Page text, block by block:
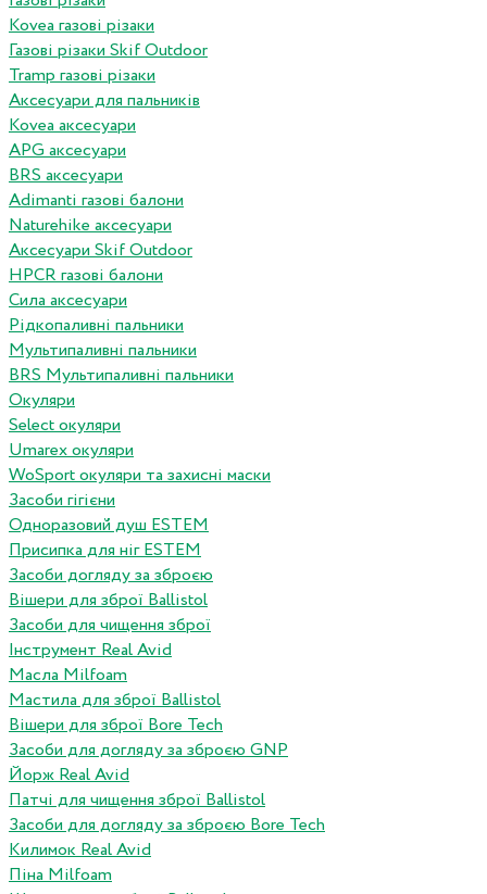
Kovea газові різаки
Газові різаки Skif Outdoor
Tramp газові різаки
Аксесуари для пальників
Kovea аксесуари
APG аксесуари
BRS аксесуари
Adimanti газові балони
Naturehike аксесуари
Аксесуари Skif Outdoor
HPCR газові балони
Сила аксесуари
Рідкопаливні пальники
Мультипаливні пальники
BRS Мультипаливні пальники
Окуляри
Select окуляри
Umarex окуляри
WoSport окуляри та захисні маски
Засоби гігієни
Одноразовий душ ESTEM
Присипка для ніг ESTEM
Засоби догляду за зброєю
Вішери для зброї Ballistol
Засоби для чищення зброї
Інструмент Real Avid
Масла Milfoam
Мастила для зброї Ballistol
Вішери для зброї Bore Tech
Засоби для догляду за зброєю GNP
Йорж Real Avid
Патчі для чищення зброї Ballistol
Засоби для догляду за зброєю Bore Tech
Килимок Real Avid
Піна Milfoam